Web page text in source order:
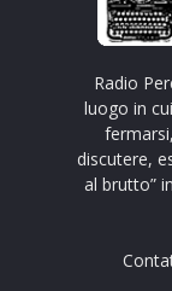
Radio
luogo in
discutere,
al brutto”